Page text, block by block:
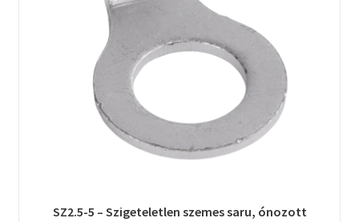
SZ2.5-5 – Szigeteletlen szemes saru, ónozott